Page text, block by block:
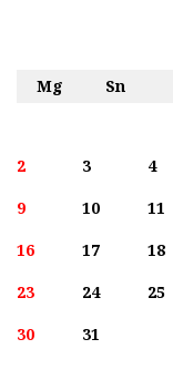
Mg Sn
2
3 4
9
10 11
16
17 18
23
24 25
30
31